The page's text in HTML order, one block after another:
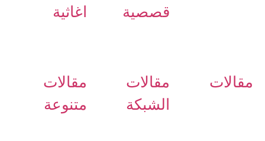
قصصية اغاثية
مقالات
مقالات
الشبكة
مقالات
متنوعة